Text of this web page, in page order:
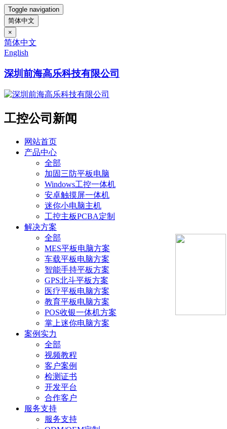
Toggle navigation
简体中文
×
简体中文
English
深圳前海高乐科技有限公司
工控公司新闻
网站首页
产品中心
全部
加固三防平板电脑
Windows工控一体机
安卓触摸屏一体机
迷你小电脑主机
工控主板PCBA定制
解决方案
全部
MES平板电脑方案
车载平板电脑方案
智能手持平板方案
GPS北斗平板方案
医疗平板电脑方案
教育平板电脑方案
POS收银一体机方案
掌上迷你电脑方案
案例实力
全部
视频教程
客户案例
检测证书
开发平台
合作客户
服务支持
服务支持